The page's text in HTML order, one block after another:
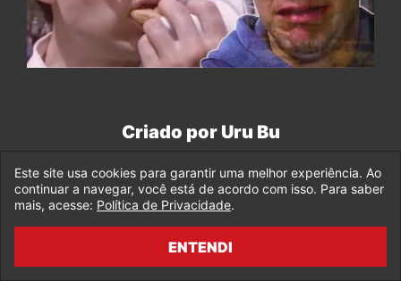
Criado por Uru Bu
Este site usa cookies para garantir uma melhor experiência. Ao
continuar a navegar, você está de acordo com isso. Para saber
mais, acesse: Política de Privacidade.
ENTENDI